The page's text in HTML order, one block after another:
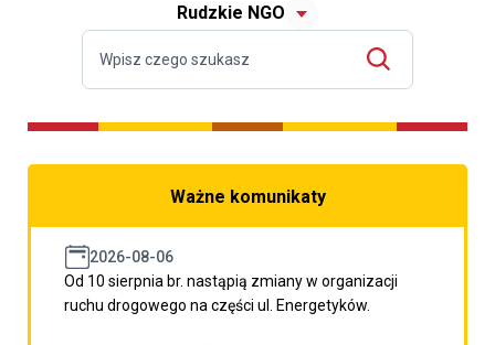
Rudzkie NGO
Ważne komunikaty
2026-08-06
Od 10 sierpnia br. nastąpią zmiany w organizacji
ruchu drogowego na części ul. Energetyków.